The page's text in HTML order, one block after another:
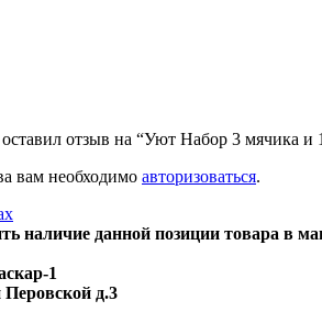
отзыв на “Уют Набор 3 мячика и
вам необходимо авторизоваться.
наличие данной позиции товара в
1
Перовской д.3